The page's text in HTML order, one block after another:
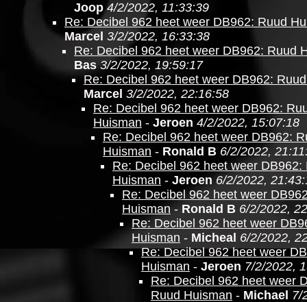
Joop 4/2/2022, 11:33:39
Re: Decibel 962 heet weer DB962: Ruud
Marcel 3/2/2022, 16:33:38
Re: Decibel 962 heet weer DB962: Ruud
Bas 3/2/2022, 19:59:17
Re: Decibel 962 heet weer DB962:
Marcel 3/2/2022, 22:16:58
Re: Decibel 962 heet weer DB962:
Huisman - Jeroen 4/2/2022, 15:07:18
Re: Decibel 962 heet weer DB962:
Huisman - Ronald B 6/2/2022,
Re: Decibel 962 heet weer DB962:
Huisman - Jeroen 6/2/2022,
Re: Decibel 962 heet weer
Huisman - Ronald B 6/2/2022,
Re: Decibel 962 heet weer
Huisman - Micheal 6/2/2022,
Re: Decibel 962 heet weer
Huisman - Jeroen 7/2/2022,
Re: Decibel 962 heet weer
Ruud Huisman - Michael 7/